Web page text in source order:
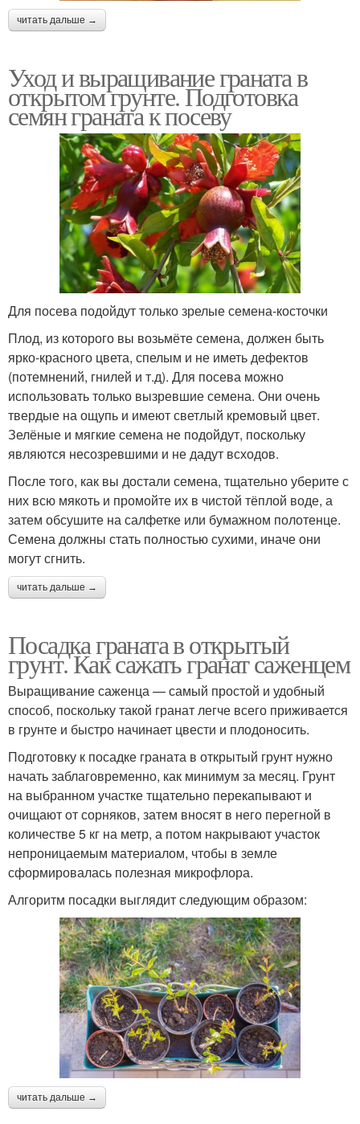
читать дальше →
Уход и выращивание граната в
открытом грунте. Подготовка
семян граната к посеву
Для посева подойдут только зрелые семена-косточки
Плод, из которого вы возьмёте семена, должен быть
ярко-красного цвета, спелым и не иметь дефектов
(потемнений, гнилей и т.д). Для посева можно
использовать только вызревшие семена. Они очень
твердые на ощупь и имеют светлый кремовый цвет.
Зелёные и мягкие семена не подойдут, поскольку
являются несозревшими и не дадут всходов.
После того, как вы достали семена, тщательно уберите с
них всю мякоть и промойте их в чистой тёплой воде, а
затем обсушите на салфетке или бумажном полотенце.
Семена должны стать полностью сухими, иначе они
могут сгнить.
читать дальше →
Посадка граната в открытый
грунт. Как сажать гранат саженцем
Выращивание саженца — самый простой и удобный
способ, поскольку такой гранат легче всего приживается
в грунте и быстро начинает цвести и плодоносить.
Подготовку к посадке граната в открытый грунт нужно
начать заблаговременно, как минимум за месяц. Грунт
на выбранном участке тщательно перекапывают и
очищают от сорняков, затем вносят в него перегной в
количестве 5 кг на метр, а потом накрывают участок
непроницаемым материалом, чтобы в земле
сформировалась полезная микрофлора.
Алгоритм посадки выглядит следующим образом:
читать дальше →